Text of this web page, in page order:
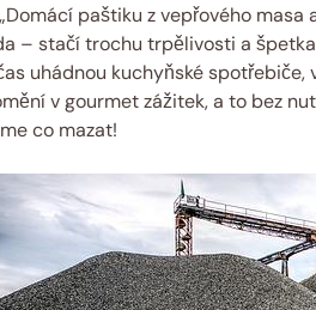
paštiku z vepřového
– stačí trochu trpělivosti a
uhádnou kuchyňské spotřebiče,
v gourmet zážitek, a to bez
co mazat!